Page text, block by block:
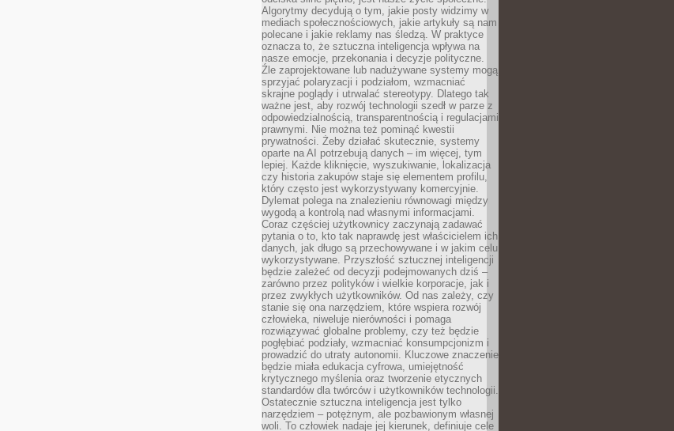
Algorytmy decydują o tym, jakie posty widzimy w
mediach społecznościowych, jakie artykuły są nam
polecane i jakie reklamy nas śledzą. W praktyce
oznacza to, że sztuczna inteligencja wpływa na
nasze emocje, przekonania i decyzje polityczne.
Źle zaprojektowane lub nadużywane systemy mogą
sprzyjać polaryzacji i podziałom, wzmacniać
skrajne poglądy i utrwalać stereotypy. Dlatego tak
ważne jest, aby rozwój technologii szedł w parze z
odpowiedzialnością, transparentnością i regulacjami
prawnymi. Nie można też pominąć kwestii
prywatności. Żeby działać skutecznie, systemy
oparte na AI potrzebują danych – im więcej, tym
lepiej. Każde kliknięcie, wyszukiwanie, lokalizacja
czy historia zakupów staje się elementem profilu,
który często jest wykorzystywany komercyjnie.
Dylemat polega na znalezieniu równowagi między
wygodą a kontrolą nad własnymi informacjami.
Coraz częściej użytkownicy zaczynają zadawać
pytania o to, kto tak naprawdę jest właścicielem ich
danych, jak długo są przechowywane i w jakim celu
wykorzystywane. Przyszłość sztucznej inteligencji
będzie zależeć od decyzji podejmowanych dziś –
zarówno przez polityków i wielkie korporacje, jak i
przez zwykłych użytkowników. Od nas zależy, czy
stanie się ona narzędziem, które wspiera rozwój
człowieka, niweluje nierówności i pomaga
rozwiązywać globalne problemy, czy też będzie
pogłębiać podziały, wzmacniać konsumpcjonizm i
prowadzić do utraty autonomii. Kluczowe znaczenie
będzie miała edukacja cyfrowa, umiejętność
krytycznego myślenia oraz tworzenie etycznych
standardów dla twórców i użytkowników technologii.
Ostatecznie sztuczna inteligencja jest tylko
narzędziem – potężnym, ale pozbawionym własnej
woli. To człowiek nadaje jej kierunek, definiuje cele